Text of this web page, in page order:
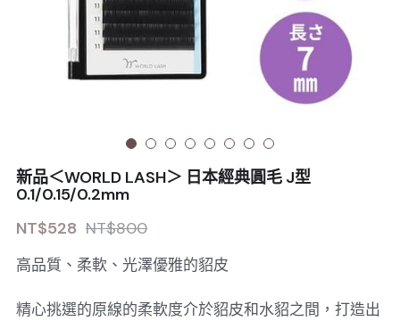
小紅書款
扁毛調色
極細睫毛
W型睫毛
彩色睫毛
WORLDLASH
睫毛黑膠
睫毛卸除
睫毛提拉
睫毛夾子
睫毛周邊
睫毛保養
Sale睫毛
絕版扁毛
絕版圓毛
絕版W型
轉頭凝膠
凝膠筆刷
凝膠機器
修甲磨棒
NEA睫毛協會
搜索
註冊/登入
新品＜WORLD LASH＞ 日本經典圓毛 J型
0.1/0.15/0.2mm
NT$528 NT$800
高品質、柔軟、光澤優雅的貂皮
精心挑選的原線的柔軟度介於貂皮和水貂之間，打造出